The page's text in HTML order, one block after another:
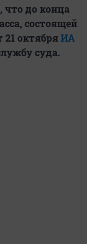
что до конца
состоящей
октябряИА
суда.